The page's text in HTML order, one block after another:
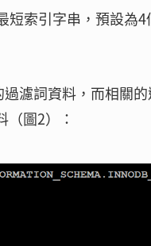
索引字串，預設為
濾詞資料，而相關
圖2）：